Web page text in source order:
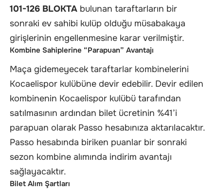
101-126 BLOKTA bulunan taraftarların bir
sonraki ev sahibi kulüp olduğu müsabakaya
girişlerinin engellenmesine karar verilmiştir.
Kombine Sahiplerine “Parapuan” Avantajı
Maça gidemeyecek taraftarlar kombinelerini
Kocaelispor kulübüne devir edebilir. Devir edilen
kombinenin Kocaelispor kulübü tarafından
satılmasının ardından bilet ücretinin %41’i
parapuan olarak Passo hesabınıza aktarılacaktır.
Passo hesabında biriken puanlar bir sonraki
sezon kombine alımında indirim avantajı
sağlayacaktır.
Bilet Alım Şartları